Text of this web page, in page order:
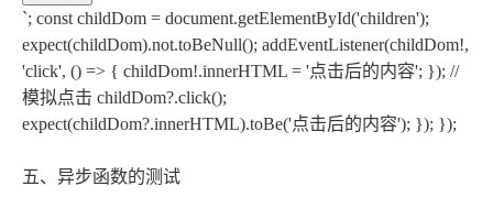
`; const childDom = document.getElementById('children');
expect(childDom).not.toBeNull(); addEventListener(childDom!,
'click', () => { childDom!.innerHTML = '点击后的内容'; }); //
模拟点击 childDom?.click();
expect(childDom?.innerHTML).toBe('点击后的内容'); }); });
五、异步函数的测试